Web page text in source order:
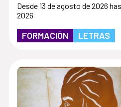
Desde 13 de agosto de 2026
2026
FORMACIÓN LETRAS